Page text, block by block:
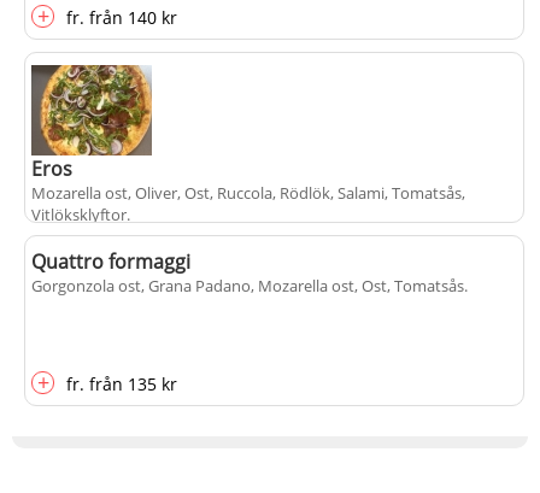
+ fr. från 140 kr
Eros
Mozarella ost, Oliver, Ost, Ruccola, Rödlök, Salami, Tomatsås,
Vitlöksklyftor.
+ fr.från140 kr
Quattro formaggi
Gorgonzola ost, Grana Padano, Mozarella ost, Ost, Tomatsås.
+ fr. från 135 kr